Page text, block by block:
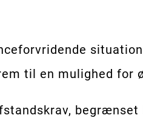
til en mulighed for
begrænset